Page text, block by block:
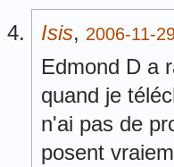
Isis, 2006-11-
Edmond D a
quand je
n'ai pas de
posent